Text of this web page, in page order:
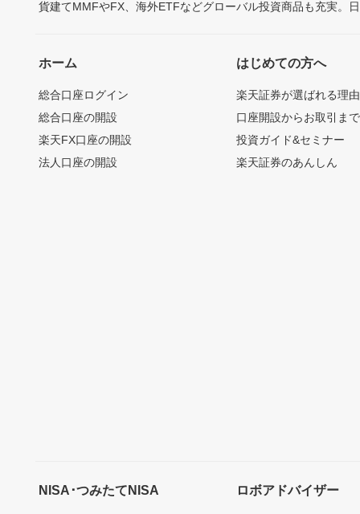
貨建てMMFやFX、海外ETFなどグローバル投資商品も充実。
ホーム
総合口座ログイン
総合口座の開設
楽天FX口座の開設
法人口座の開設
はじめての方へ
楽天証券が選ばれる理由
口座開設からお取引ま
投資ガイド&セミナー
楽天証券のあんしん
NISA･つみたてNISA ロボアドバイザー